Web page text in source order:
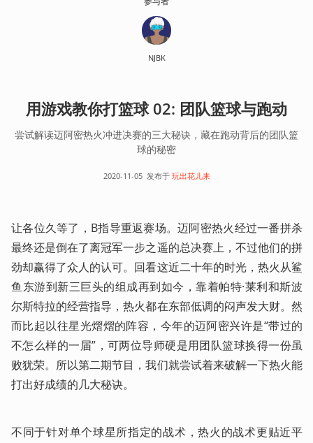
NJBK
用游戏教你打篮球 02: 团队篮球与跑动
尝试解读迈阿密热火冲进决赛的三大秘诀，藏在跑动背后的团队篮
球的秘密
2020-11-05 发布于 玩出花儿来
让各位久等了，B指导重返赛场。迈阿密热火经过一番拼杀
最终还是倒在了离冠军一步之遥的总决赛上，不过他们的拼
劲却赢得了众人的认可。回看这近二十年的时光，热火从鲨
鱼东游到新三巨头的组成再到如今，靠着帕特·莱利和斯波
尔斯特拉的经营指导，热火都在东部低调的闷声发大财。然
而比起以往星光熠熠的阵容，今年的迈阿密兴许是“带过的
不怎么样的一届”，可两位导师硬是用团队篮球换得一份虽
败犹荣。所以第二期节目，我们就尝试着来破解一下热火能
打出好成绩的几大秘诀。
不同于针对单个球星所指定的战术，热火的战术更贴近平